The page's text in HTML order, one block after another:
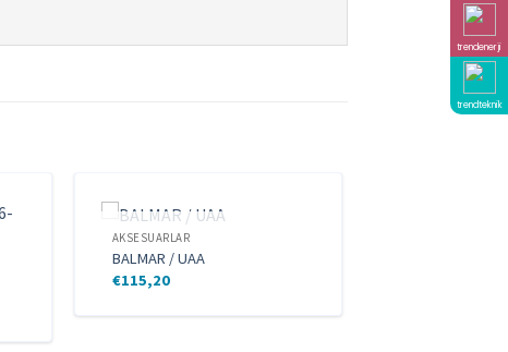
STOKTA YOK
AKSESUARLAR
BALMAR / UAA
€115,20
trendenerji
trendteknik